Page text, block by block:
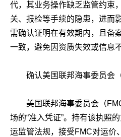
代，其业务操作缺乏监管约束
关、报检等手续的隐患，进而
需确认证明在有效期内，且备
一致，避免因资质失效或信息
确认美国联邦海事委员会
美国联邦海事委员会（
场的“准入凭证”。持有该执照
运监管法规，接受FMC对运价